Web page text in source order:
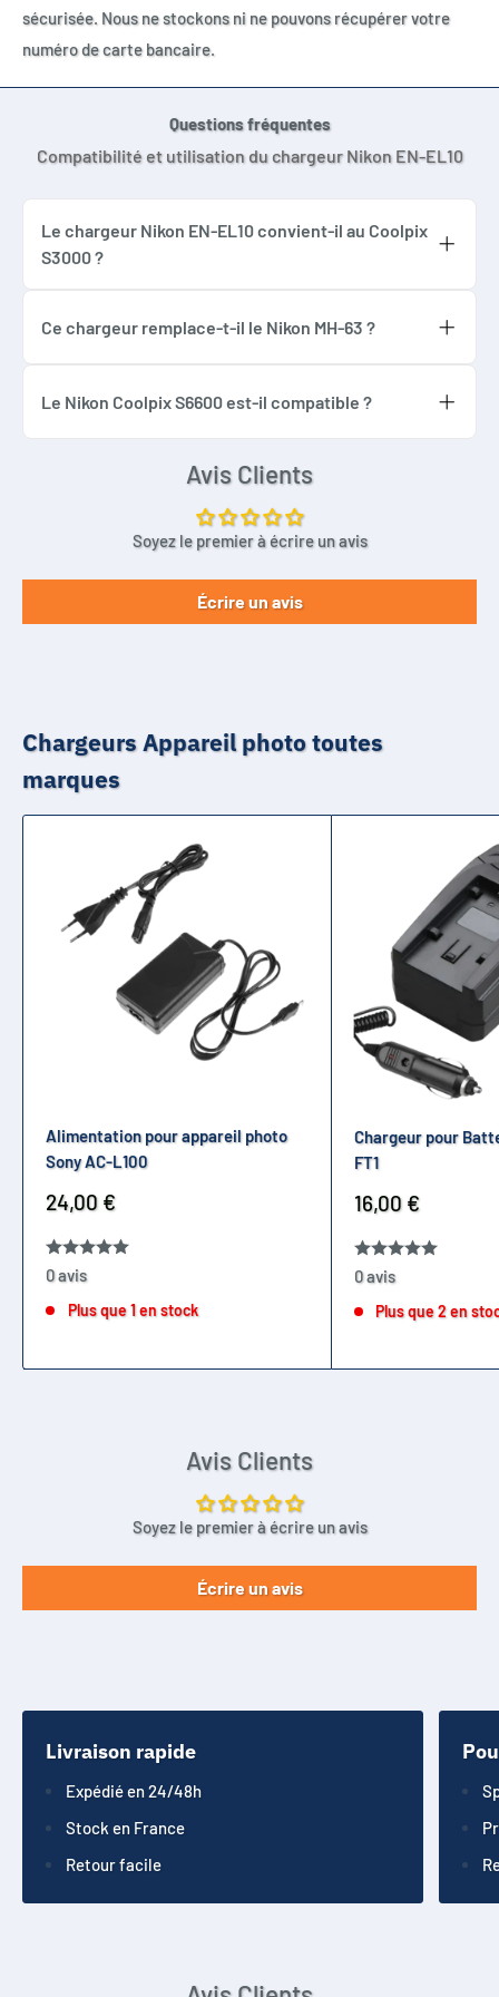
sécurisée. Nous ne stockons ni ne pouvons récupérer votre
numéro de carte bancaire.
Questions fréquentes
Compatibilité et utilisation du chargeur Nikon EN-EL10
Le chargeur Nikon EN-EL10 convient-il au Coolpix
S3000 ?
batteries EN-EL10 utilisées notamment dans
Ce chargeur remplace-t-il le Nikon MH-63 ?
Le Nikon Coolpix S6600 est-il compatible ?
EN-EL19 et un autre chargeur. Il ne doit pas
Avis Clients
Soyez le premier à écrire un avis
Écrire un avis
Chargeurs Appareil photo toutes
marques
Alimentation pour appareil photo
Sony AC-L100
Prix
réduit
24,00 €
0 avis
Plus que 1 en stock
Chargeur pour
FT1
Prix
réduit
16,00 €
0 avis
Plus que 2 en
Avis Clients
Soyez le premier à écrire un avis
Écrire un avis
Livraison rapide
Expédié en 24/48h
Stock en France
Retour facile